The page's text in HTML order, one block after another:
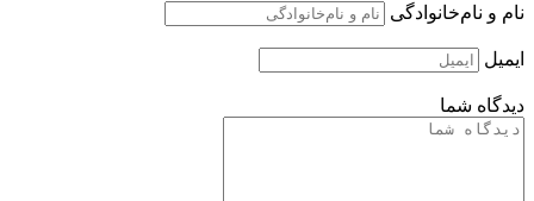
و نام‌خانوادگی
شما